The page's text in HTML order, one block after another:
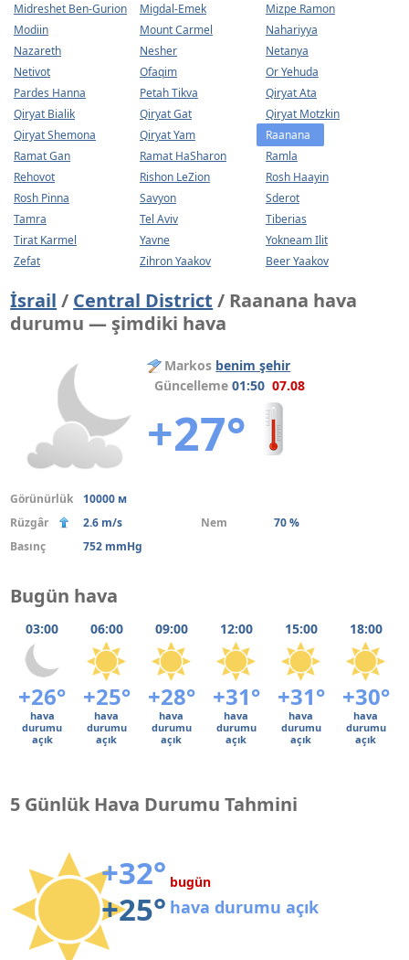
Midreshet Ben-Gurion
Migdal-Emek
Mizpe Ramon
Modiin
Mount Carmel
Nahariyya
Nazareth
Nesher
Netanya
Netivot
Ofaqim
Or Yehuda
Pardes Hanna
Petah Tikva
Qiryat Ata
Qiryat Bialik
Qiryat Gat
Qiryat Motzkin
Qiryat Shemona
Qiryat Yam
Raanana
Ramat Gan
Ramat HaSharon
Ramla
Rehovot
Rishon LeZion
Rosh Haayin
Rosh Pinna
Savyon
Sderot
Tamra
Tel Aviv
Tiberias
Tirat Karmel
Yavne
Yokneam Ilit
Zefat
Zihron Yaakov Beer Yaakov
İsrail / Central District / Raanana hava
durumu — şimdiki hava
Markos benim şehir
Güncelleme01:50 07.08
+27°
Görünürlük
10000 м
Rüzgâr
2.6 m/s Nem
70 %
Basınç
752 mmHg
Bugün hava
03:00 06:00 09:00 12:00 15:00 18:00
+26° +25° +28° +31° +31° +30°
hava
durumu
açık
hava
durumu
açık
hava
durumu
açık
hava
durumu
açık
hava
durumu
açık
hava
durumu
açık
5 Günlük Hava Durumu Tahmini
+32°
+25°
bugün
hava durumu açık